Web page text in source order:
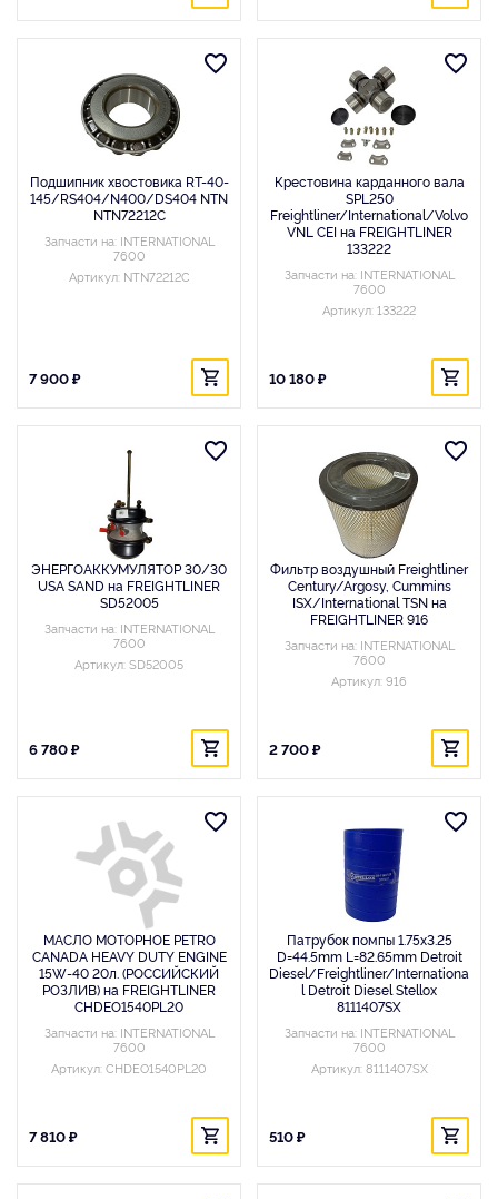
Подшипник хвостовика RT-40-
145/RS404/N400/DS404 NTN
NTN72212C
Запчасти на: INTERNATIONAL
7600
Артикул: NTN72212C
7 900 ₽
Крестовина карданного вала
SPL250
Freightliner/International/Volvo
VNL CEI на FREIGHTLINER
133222
Запчасти на: INTERNATIONAL
7600
Артикул: 133222
10 180 ₽
ЭНЕРГОАККУМУЛЯТОР 30/30
USA SAND на FREIGHTLINER
SD52005
Запчасти на: INTERNATIONAL
7600
Артикул: SD52005
6 780 ₽
Фильтр воздушный Freightliner
Century/Argosy, Cummins
ISX/International TSN на
FREIGHTLINER 916
Запчасти на: INTERNATIONAL
7600
Артикул: 916
2 700 ₽
МАСЛО МОТОРНОЕ PETRO
CANADA HEAVY DUTY ENGINE
15W-40 20л. (РОССИЙСКИЙ
РОЗЛИВ) на FREIGHTLINER
CHDEO1540PL20
Запчасти на: INTERNATIONAL
7600
Артикул: CHDEO1540PL20
7 810 ₽
Патрубок помпы 1.75x3.25
D=44.5mm L=82.65mm Detroit
Diesel/Freightliner/Internationa
l Detroit Diesel Stellox
8111407SX
Запчасти на: INTERNATIONAL
7600
Артикул: 8111407SX
510 ₽